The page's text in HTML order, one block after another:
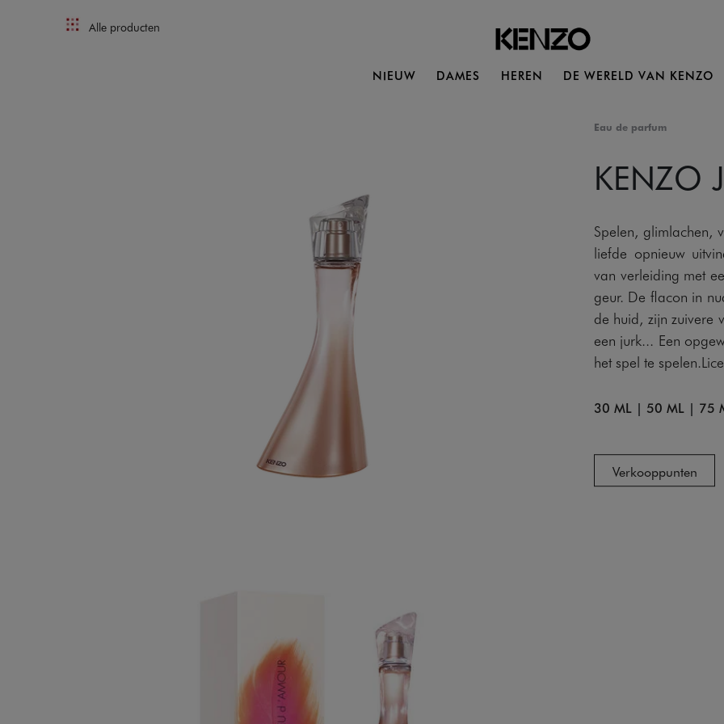
Alle producten
NIEUW DAMES HEREN DE WERELD VAN KENZO
Eau de parfum
KENZO
Spelen, glimlachen,
liefde opnieuw
van verleiding met
geur. De flacon in
de huid, zijn zuivere
een jurk... Een
het spel te
30 ML | 50 ML | 75
Verkooppunten